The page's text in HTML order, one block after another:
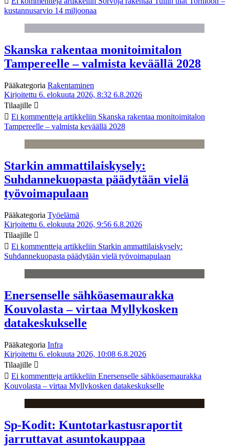
kustannusarvio 14 miljoonaa
Skanska rakentaa monitoimitalon
Tampereelle – valmista keväällä 2028
Pääkategoria Rakentaminen
Kirjoitettu 6. elokuuta 2026, 8:32 6.8.2026
Tilaajille
Ei kommentteja artikkeliin Skanska rakentaa monitoimitalon
Tampereelle – valmista keväällä 2028
Starkin ammattilaiskysely:
Suhdannekuopasta päädytään vielä
työvoimapulaan
Pääkategoria Työelämä
Kirjoitettu 6. elokuuta 2026, 9:56 6.8.2026
Tilaajille
Ei kommentteja artikkeliin Starkin ammattilaiskysely:
Suhdannekuopasta päädytään vielä työvoimapulaan
Enersenselle sähköasemaurakka
Kouvolasta – virtaa Myllykosken
datakeskukselle
Pääkategoria Infra
Kirjoitettu 6. elokuuta 2026, 10:08 6.8.2026
Tilaajille
Ei kommentteja artikkeliin Enersenselle sähköasemaurakka
Kouvolasta – virtaa Myllykosken datakeskukselle
Sp-Kodit: Kuntotarkastusraportit
jarruttavat asuntokauppaa